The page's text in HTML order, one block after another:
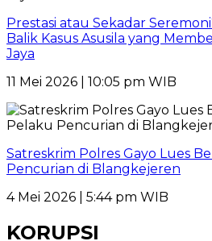
Prestasi atau Sekadar
Balik Kasus Asusila yang
Jaya
11 Mei 2026 | 10:05 pm WIB
Satreskrim Polres Gayo Lues
Pencurian di Blangkejeren
4 Mei 2026 | 5:44 pm WIB
KORUPSI